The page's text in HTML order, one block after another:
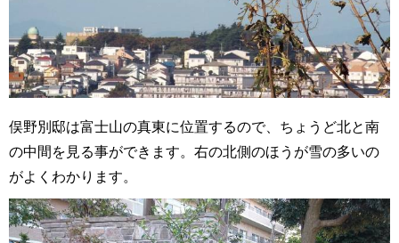
俣野別邸は富士山の真東に位置するので、ちょうど北と南
の中間を見る事ができます。右の北側のほうが雪の多いの
がよくわかります。